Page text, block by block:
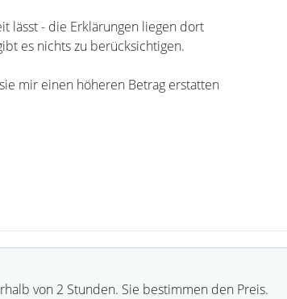
lässt - die Erklärungen liegen dort
es nichts zu berücksichtigen.
mir einen höheren Betrag erstatten
von 2 Stunden. Sie bestimmen den Preis.